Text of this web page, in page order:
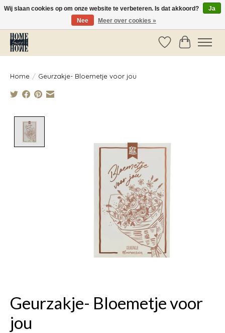
Vóór 14:00 besteld, dezelfde dag verzonden!
Verlanglijst
Home / Geurzakje- Bloemetje voor jou
Geurzakje- Bloemetje voor
jou
Wij slaan cookies op om onze website te verbeteren. Is dat akkoord?
Ja
Nee
Meer over cookies »